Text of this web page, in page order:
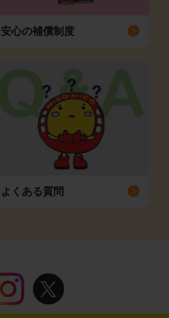
安心の補償制度
よくある質問